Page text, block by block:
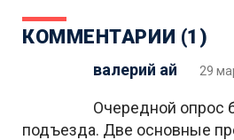
КОММЕНТАРИИ (1)
валерий ай 29
Очередной опрос
подъезда. Две основные